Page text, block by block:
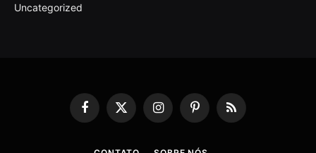
Uncategorized
Facebook
X
(Twitter)
InstagramPinterestRSS